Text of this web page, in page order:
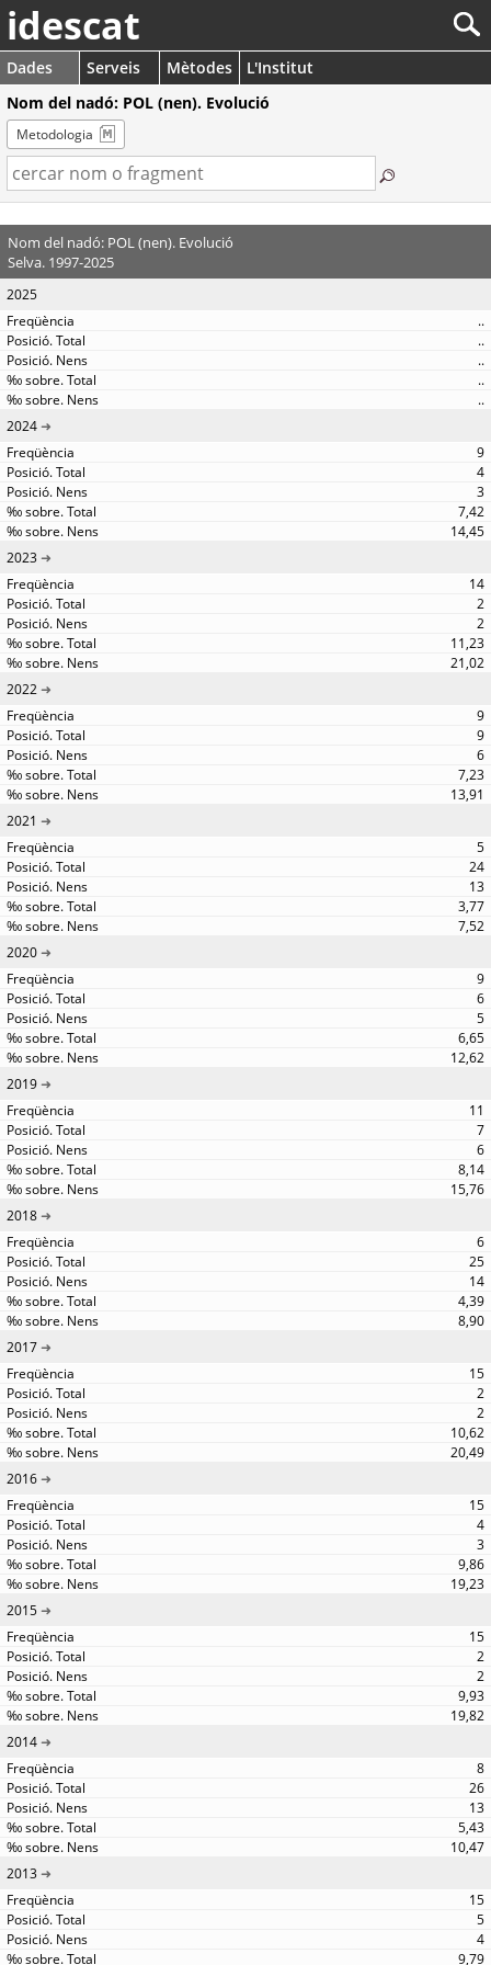
idescat
Dades Serveis Mètodes
L'Institut
Nom del nadó: POL (nen). Evolució
Metodologia
Nom del nadó: POL (nen). Evolució
Selva. 1997-2025
2025
..
..
..
..
..
2024
9
4
3
7,42
14,45
2023
14
2
2
11,23
21,02
2022
9
9
6
7,23
13,91
2021
5
24
13
3,77
7,52
2020
9
6
5
6,65
12,62
2019
11
7
6
8,14
15,76
2018
6
25
14
4,39
8,90
2017
15
2
2
10,62
20,49
2016
15
4
3
9,86
19,23
2015
15
2
2
9,93
19,82
2014
8
26
13
5,43
10,47
2013
15
5
4
9,79